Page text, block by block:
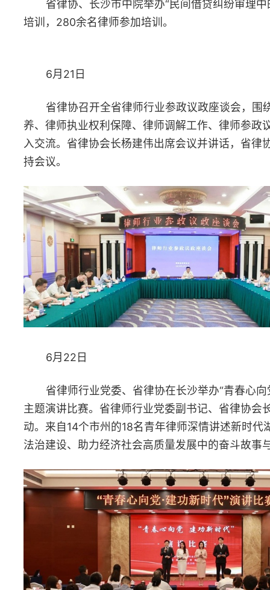
上一篇：“农村产权交易与集体经济发展”交流研讨活
下一篇：“律师办理遗产管理业务实务”专题培训在衡阳